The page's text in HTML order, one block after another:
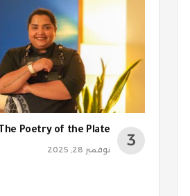
The Poetry of the Plate
نوفمبر 28, 2025